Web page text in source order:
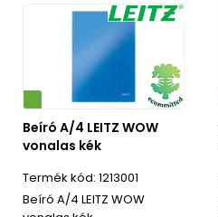
Beíró A/4 LEITZ WOW
vonalas kék
1213001
Beíró A/4 LEITZ WOW
Környezetbarát